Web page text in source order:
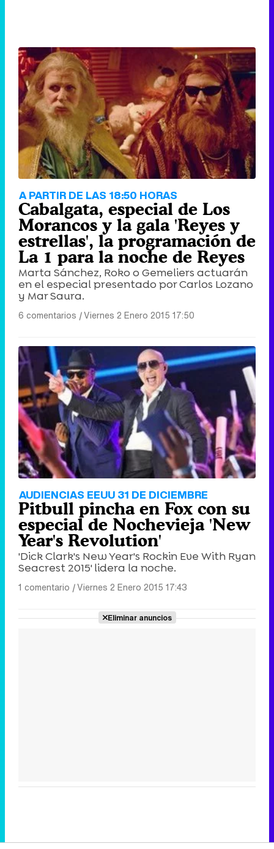
A PARTIR DE LAS 18:50 HORAS
Cabalgata, especial de Los
Morancos y la gala 'Reyes y
estrellas', la programación de
La 1 para la noche de Reyes
Marta Sánchez, Roko o Gemeliers actuarán
en el especial presentado por Carlos Lozano
y Mar Saura.
6 comentarios |Viernes 2 Enero 2015 17:50
AUDIENCIAS EEUU 31 DE DICIEMBRE
Pitbull pincha en Fox con su
especial de Nochevieja 'New
Year's Revolution'
'Dick Clark's New Year's Rockin Eve With Ryan
Seacrest 2015' lidera la noche.
1 comentario |Viernes 2 Enero 2015 17:43
Eliminar anuncios